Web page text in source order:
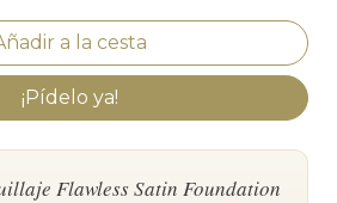
¡Pídelo ya!
Flawless Satin Foundation